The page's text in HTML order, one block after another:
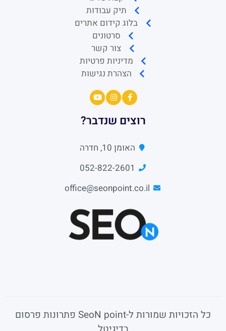
תיק עבודות
בלוג קידום אתרים
סרטונים
צור קשר
מדיניות פרטיות
הצהרת נגישות
רוצים שנדבר?
האומן 10, חדרה
052-822-2601
office@seonpoint.co.il
כל הזכויות שמורות ל-SeoN point פתרונות פרסום